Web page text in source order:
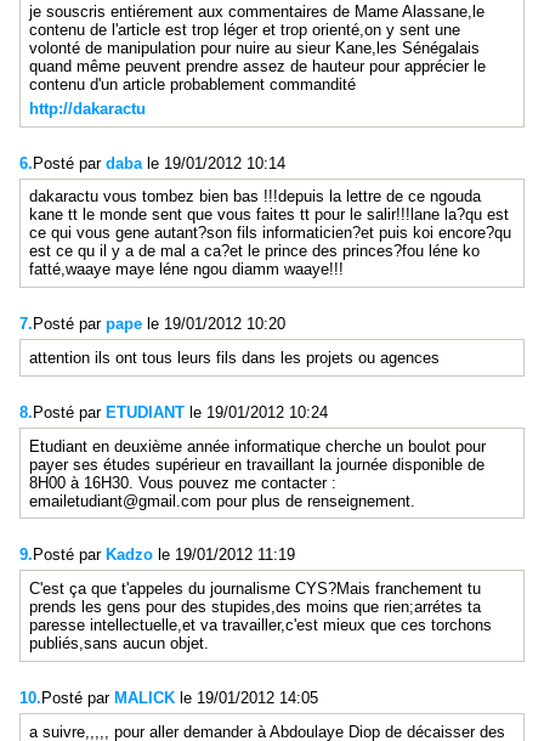
je souscris entiérement aux commentaires de Mame Alassane,le
contenu de l'article est trop léger et trop orienté,on y sent une
volonté de manipulation pour nuire au sieur Kane,les Sénégalais
quand même peuvent prendre assez de hauteur pour apprécier le
contenu d'un article probablement commandité
http://dakaractu
6.Posté par daba le 19/01/2012 10:14
dakaractu vous tombez bien bas !!!depuis la lettre de ce ngouda
kane tt le monde sent que vous faites tt pour le salir!!!lane la?qu est
ce qui vous gene autant?son fils informaticien?et puis koi encore?qu
est ce qu il y a de mal a ca?et le prince des princes?fou léne ko
fatté,waaye maye léne ngou diamm waaye!!!
7. Posté par pape le 19/01/2012 10:20
attention ils ont tous leurs fils dans les projets ou agences
8. Posté par ETUDIANT le 19/01/2012 10:24
Etudiant en deuxième année informatique cherche un boulot pour
payer ses études supérieur en travaillant la journée disponible de
8H00 à 16H30. Vous pouvez me contacter :
emailetudiant@gmail.com pour plus de renseignement.
9. Posté par Kadzo le 19/01/2012 11:19
C'est ça que t'appeles du journalisme CYS?Mais franchement tu
prends les gens pour des stupides,des moins que rien;arrétes ta
paresse intellectuelle,et va travailler,c'est mieux que ces torchons
publiés,sans aucun objet.
10. Posté par MALICK le 19/01/2012 14:05
a suivre,,,,, pour aller demander à Abdoulaye Diop de décaisser des